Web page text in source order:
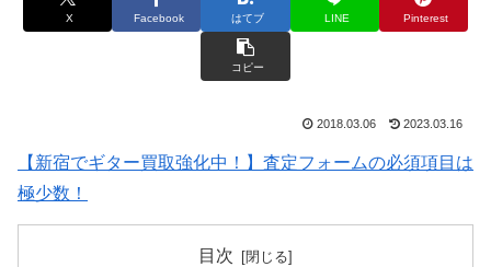
X Facebook はてブ LINE Pinterest
コピー
2018.03.06 2023.03.16
【新宿でギター買取強化中！】査定フォームの必須項目は
極少数！
目次